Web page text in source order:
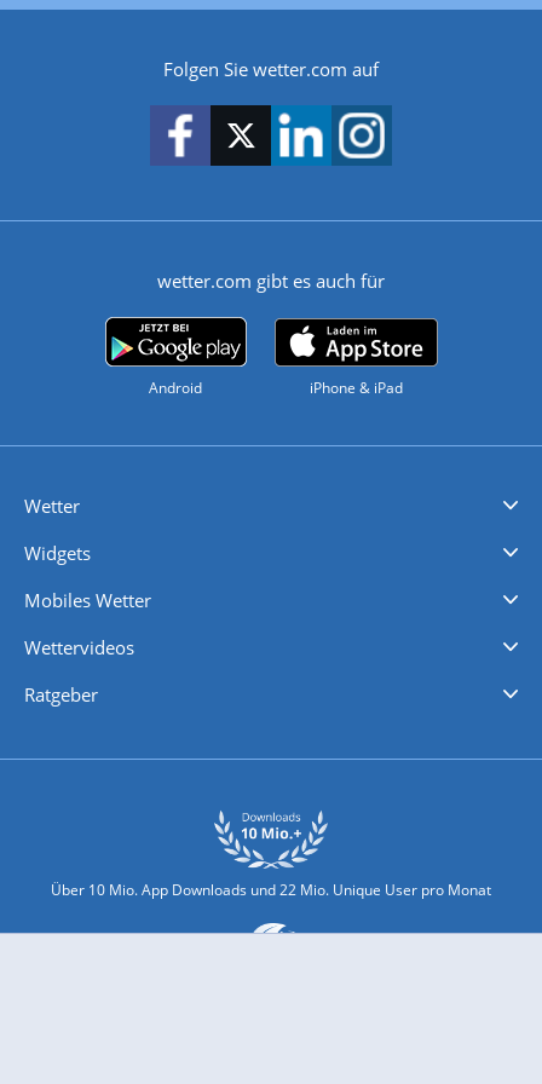
Folgen Sie wetter.com auf
wetter.com gibt es auch für
Android iPhone & iPad
Wetter
Widgets
Mobiles Wetter
Wettervideos
Ratgeber
Über 10 Mio. App Downloads und 22 Mio. Unique User pro Monat